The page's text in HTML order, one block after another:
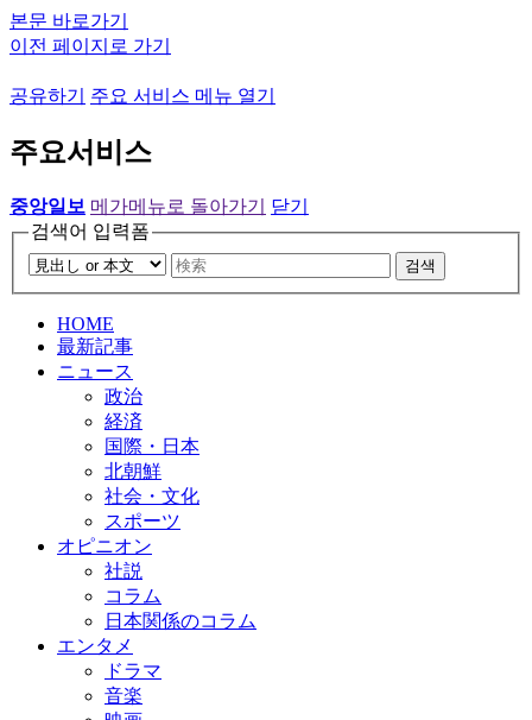
본문 바로가기
이전 페이지로 가기
공유하기 주요 서비스 메뉴 열기
주요서비스
중앙일보 메가메뉴로 돌아가기
닫기
검색어 입력폼
검색
HOME
最新記事
ニュース
政治
経済
国際・日本
北朝鮮
社会・文化
スポーツ
オピニオン
社説
コラム
日本関係のコラム
エンタメ
ドラマ
音楽